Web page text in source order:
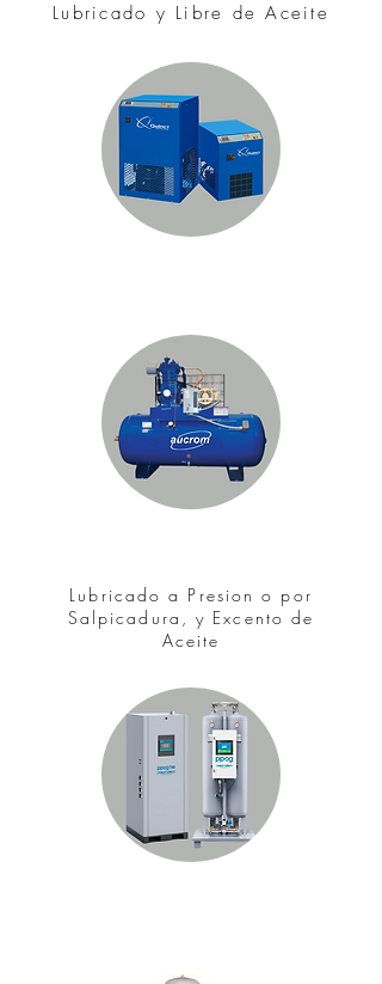
Lubricado y Libre de Aceite
Lubricado a Presion o por
Salpicadura, y Excento de
Aceite